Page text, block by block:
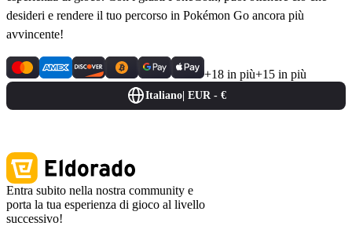
desideri e rendere il tuo percorso in Pokémon Go ancora più
avvincente!
+18 in più+15 in più
Italiano| EUR - €
Entra subito nella nostra community e
porta la tua esperienza di gioco al livello
successivo!